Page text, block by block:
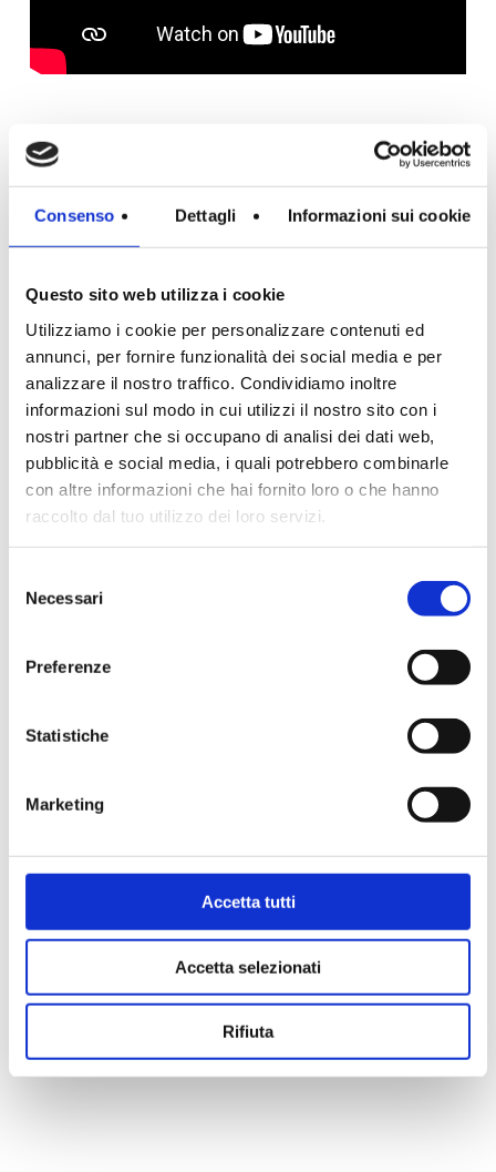
Consenso Dettagli Informazioni sui cookie
Questo sito web utilizza i cookie
Utilizziamo i cookie per personalizzare contenuti ed
annunci, per fornire funzionalità dei social media e per
analizzare il nostro traffico. Condividiamo inoltre
informazioni sul modo in cui utilizzi il nostro sito con i
nostri partner che si occupano di analisi dei dati web,
pubblicità e social media, i quali potrebbero combinarle
con altre informazioni che hai fornito loro o che hanno
raccolto dal tuo utilizzo dei loro servizi.
delNecessari
Preferenze
Statistiche
Marketing
Accetta tutti
Accetta selezionati
Rifiuta